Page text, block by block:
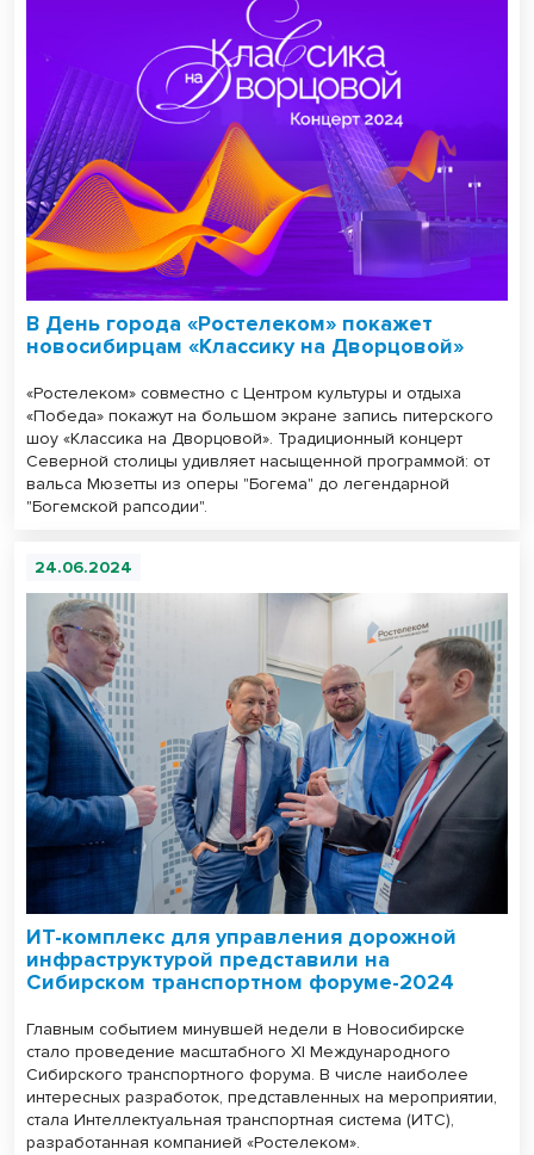
В День города «Ростелеком» покажет
новосибирцам «Классику на Дворцовой»
«Ростелеком» совместно с Центром культуры и отдыха
«Победа» покажут на большом экране запись питерского
шоу «Классика на Дворцовой». Традиционный концерт
Северной столицы удивляет насыщенной программой: от
вальса Мюзетты из оперы "Богема" до легендарной
"Богемской рапсодии".
24.06.2024
ИТ-комплекс для управления дорожной
инфраструктурой представили на
Сибирском транспортном форуме-2024
Главным событием минувшей недели в Новосибирске
стало проведение масштабного ХI Международного
Сибирского транспортного форума. В числе наиболее
интересных разработок, представленных на мероприятии,
стала Интеллектуальная транспортная система (ИТС),
разработанная компанией «Ростелеком».